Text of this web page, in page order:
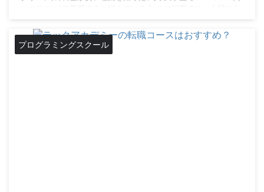
この記事に辿りついたと思います。そして他のプログラミング
...
プログラミングスクール